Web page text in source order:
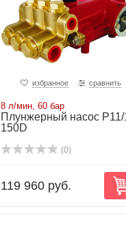
избранное сравнить
8 л/мин, 60 бар
Плунжерный насос P11/
150D
(0)
119 960 руб.